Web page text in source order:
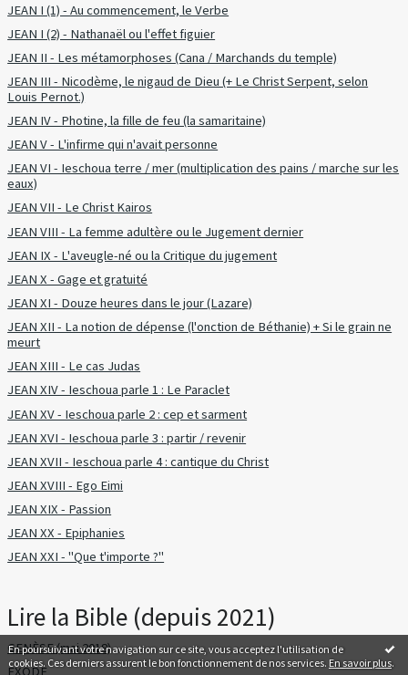
En poursuivant votre navigation sur ce site, vous acceptez l'utilisation de
cookies. Ces derniers assurent le bon fonctionnement de nos services. En savoir plus.
JEAN I (1) - Au commencement, le Verbe
JEAN I (2) - Nathanaël ou l'effet figuier
JEAN II - Les métamorphoses (Cana / Marchands du temple)
JEAN III - Nicodème, le nigaud de Dieu (+ Le Christ Serpent, selon
Louis Pernot.)
JEAN IV - Photine, la fille de feu (la samaritaine)
JEAN V - L'infirme qui n'avait personne
JEAN VI - Ieschoua terre / mer (multiplication des pains / marche sur les
eaux)
JEAN VII - Le Christ Kairos
JEAN VIII - La femme adultère ou le Jugement dernier
JEAN IX - L'aveugle-né ou la Critique du jugement
JEAN X - Gage et gratuité
JEAN XI - Douze heures dans le jour (Lazare)
JEAN XII - La notion de dépense (l'onction de Béthanie) + Si le grain ne
meurt
JEAN XIII - Le cas Judas
JEAN XIV - Ieschoua parle 1 : Le Paraclet
JEAN XV - Ieschoua parle 2 : cep et sarment
JEAN XVI - Ieschoua parle 3 : partir / revenir
JEAN XVII - Ieschoua parle 4 : cantique du Christ
JEAN XVIII - Ego Eimi
JEAN XIX - Passion
JEAN XX - Epiphanies
JEAN XXI - "Que t'importe ?"
Lire la Bible (depuis 2021)
GENÈSE (mai 2018)
EXODE